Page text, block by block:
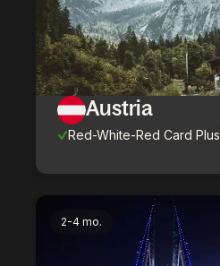
Austria
Red-White-Red Card Plus
2-4 mo.